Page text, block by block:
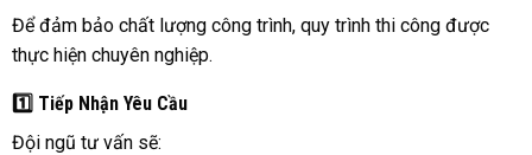
Để đảm bảo chất lượng công trình, quy trình thi công được
thực hiện chuyên nghiệp.
1️⃣ Tiếp Nhận Yêu Cầu
Đội ngũ tư vấn sẽ: